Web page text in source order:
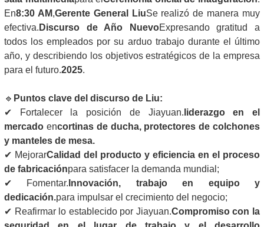
En8:30 AM,Gerente General LiuSe realizó de manera muy
efectiva. Discurso de Año NuevoExpresando gratitud a
todos los empleados por su arduo trabajo durante el último
año, y describiendo los objetivos estratégicos de la empresa
para el futuro.2025.
🔹 Puntos clave del discurso de Liu:
✔ Fortalecer la posición de Jiayuan. liderazgo en el
mercado encortinas de ducha, protectores de colchones
y manteles de mesa.
✔ MejorarCalidad del producto y eficiencia en el proceso
de fabricaciónpara satisfacer la demanda mundial;
✔ Fomentar. Innovación, trabajo en equipo y
dedicación.para impulsar el crecimiento del negocio;
✔ Reafirmar lo establecido por Jiayuan.Compromiso con la